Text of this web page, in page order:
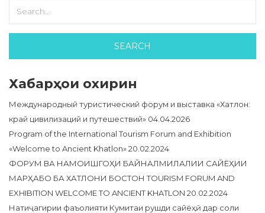
Хабарҳои охирин
Международный туристический форум и выставка «Хатлон:
край цивилизаций и путешествий» 04.04.2026
Program of the International Tourism Forum and Exhibition
«Welcome to Ancient Khatlon»20.02.2024
ФОРУМ ВА НАМОИШГОҲИ БАЙНАЛМИЛАЛИИ САЙЁҲИИ
МАРҲАБО БА ХАТЛОНИ БОСТОН TOURISM FORUM AND
EXHIBITION WELCOME TO ANCIENT KHATLON 20.02.2024
Натиҷагирии фаъолияти Кумитаи рушди сайёҳӣ дар соли